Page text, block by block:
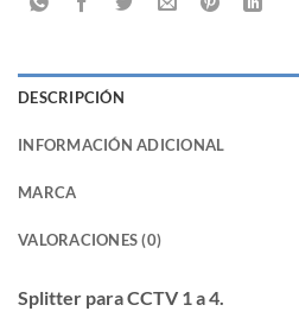
DESCRIPCIÓN
INFORMACIÓN ADICIONAL
MARCA
VALORACIONES (0)
Splitter para CCTV 1 a 4.